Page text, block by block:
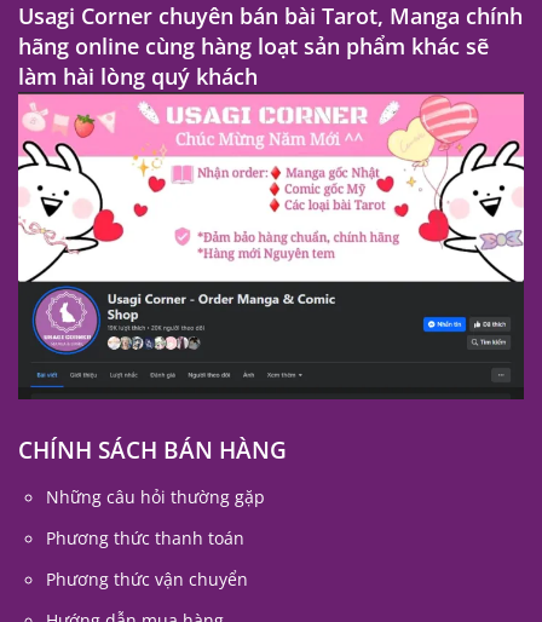
Usagi Corner chuyên bán bài Tarot, Manga chính
hãng online cùng hàng loạt sản phẩm khác sẽ
làm hài lòng quý khách
CHÍNH SÁCH BÁN HÀNG
Những câu hỏi thường gặp
Phương thức thanh toán
Phương thức vận chuyển